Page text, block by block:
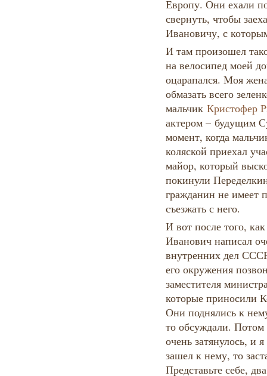
Европу. Они ехали
свернуть, чтобы
Ивановичу, с
И там произошел
на велосипед моей
оцарапался. Моя
обмазать всего
мальчик Кристофер
актером – будущим
момент, когда
коляской приехал
майор, который
покинули
гражданин не имеет
съезжать с него.
И вот после того,
Иванович написал
внутренних дел
его окружения
заместителя
которые приносили
Они поднялись к
то обсуждали. Потом
очень затянулось, и
зашел к нему, то
Представьте себе,